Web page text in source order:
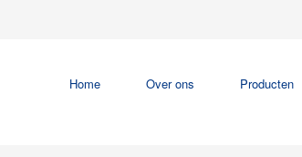
Home Over ons Producten